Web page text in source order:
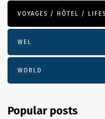
VOYAGES / HÔTEL /
WEL
WORLD
Popular posts